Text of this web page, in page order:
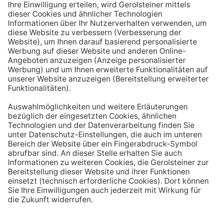
zum Beispiel eine Flasche Mineralwasser direkt ans
Bett, damit du dieses kleine Morgenritual sofort
durchführen kannst.
Tipp #3: Vor und während jeder Mahlzeit
ein Glas Wasser trinken
Dadurch verknüpfst du das Trinken mit einem Ereignis.
einer Mahlzeit trinken, unterstützt du außerdem die
Produktion von Verdauungssäften. Zusätzlich fördert
das Trinken während des Essens das Sättigungsgefühl.
Tipp #4: Peppe dein Wasser auf
Wenn dir der Geschmack von purem Mineralwasser
nicht reichen sollte, dann kannst du deine Getränke mit
einfachen Mitteln verfeinern. Mische dir einfach